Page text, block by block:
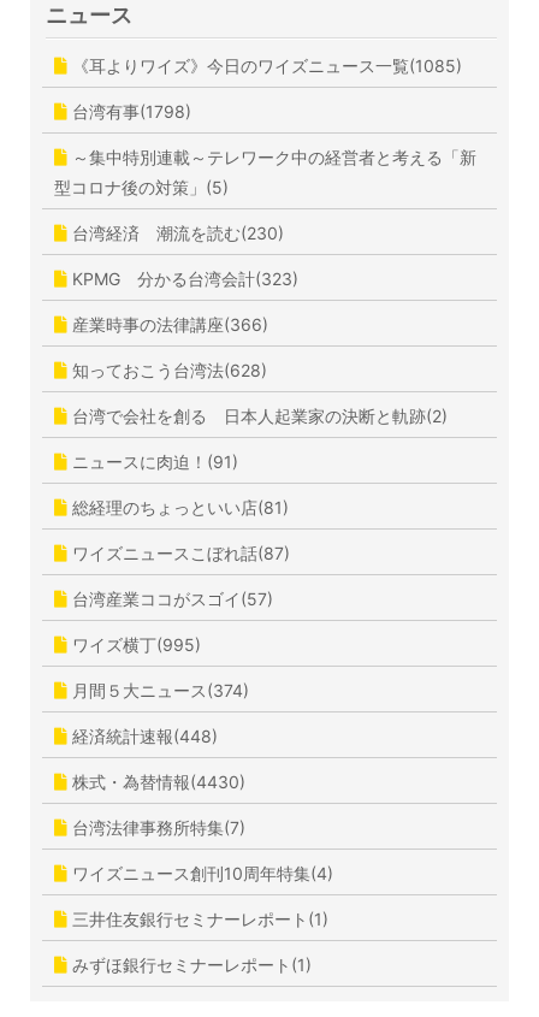
ニュース
《耳よりワイズ》今日のワイズニュース一覧(1085)
台湾有事(1798)
～集中特別連載～テレワーク中の経営者と考える「新
型コロナ後の対策」(5)
台湾経済 潮流を読む(230)
KPMG 分かる台湾会計(323)
産業時事の法律講座(366)
知っておこう台湾法(628)
台湾で会社を創る 日本人起業家の決断と軌跡(2)
ニュースに肉迫！(91)
総経理のちょっといい店(81)
ワイズニュースこぼれ話(87)
台湾産業ココがスゴイ(57)
ワイズ横丁(995)
月間５大ニュース(374)
経済統計速報(448)
株式・為替情報(4430)
台湾法律事務所特集(7)
ワイズニュース創刊10周年特集(4)
三井住友銀行セミナーレポート(1)
みずほ銀行セミナーレポート(1)